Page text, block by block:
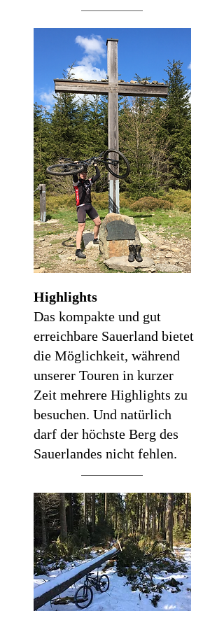
Highlights
Das kompakte und gut
erreichbare Sauerland bietet
die Möglichkeit, während
unserer Touren in kurzer
Zeit mehrere Highlights zu
besuchen. Und natürlich
darf der höchste Berg des
Sauerlandes nicht fehlen.